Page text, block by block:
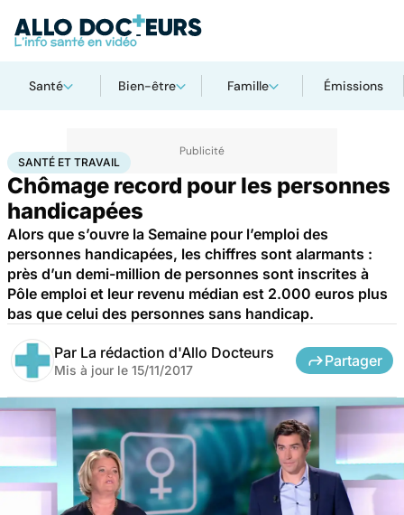
Santé Bien-être Famille Émissions
AccueilSantéMaladiesSanté et travail
SANTÉ ET TRAVAIL
Chômage record pour les personnes
handicapées
Alors que s’ouvre la Semaine pour l’emploi des
personnes handicapées, les chiffres sont alarmants :
près d’un demi-million de personnes sont inscrites à
Pôle emploi et leur revenu médian est 2.000 euros plus
bas que celui des personnes sans handicap.
Par La rédaction d'Allo Docteurs
Mis à jour le 15/11/2017
Partager